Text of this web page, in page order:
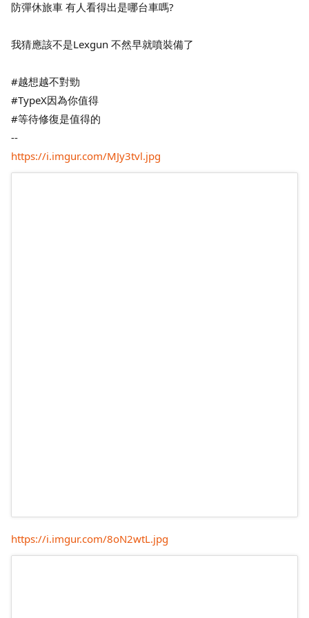
防彈休旅車 有人看得出是哪台車嗎?
我猜應該不是Lexgun 不然早就噴裝備了
#越想越不對勁
#TypeX因為你值得
#等待修復是值得的
--
https://i.imgur.com/MJy3tvl.jpg
https://i.imgur.com/8oN2wtL.jpg